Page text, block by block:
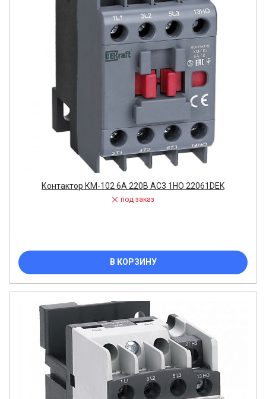
Контактор КМ-102 6А 220В АС3 1НО 22061DEK
под заказ
В КОРЗИНУ